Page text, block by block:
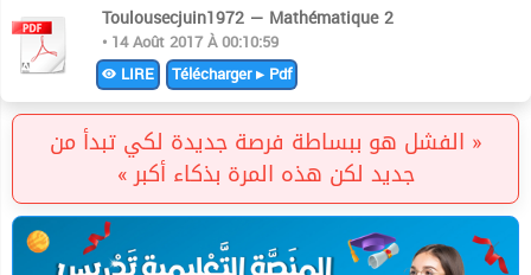
Toulousecjuin1972 — Mathématique 2
• 14 Août 2017 À 00:10:59
LIRE Télécharger ▸ Pdf
« الفشل هو ببساطة فرصة جديدة لكي تبدأ من
جديد لكن هذه المرة بذكاء أكبر »